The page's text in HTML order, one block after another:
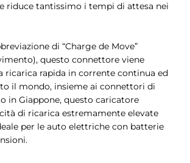
riduce tantissimo i tempi di attesa nei
di “Charge de Move”
questo connettore viene
ricarica rapida in corrente continua ed
il mondo, insieme ai connettori di
in Giappone, questo caricatore
di ricarica estremamente elevate
per le auto elettriche con batterie